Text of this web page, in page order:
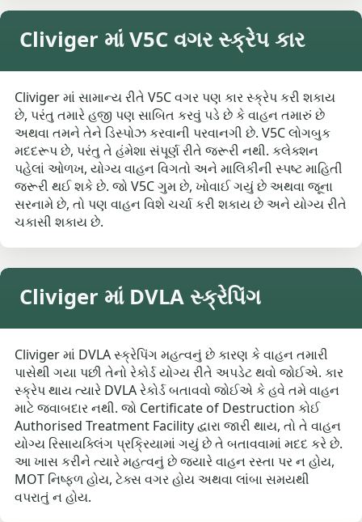
Cliviger માં V5C વગર સ્ક્રેપ કાર
Cliviger માં સામાન્ય રીતે V5C વગર પણ કાર સ્ક્રેપ કરી શકાય
છે, પરંતુ તમારે હજી પણ સાબિત કરવું પડે છે કે વાહન તમારું છે
અથવા તમને તેને ડિસ્પોઝ કરવાની પરવાનગી છે. V5C લોગબુક
મદદરૂપ છે, પરંતુ તે હંમેશા સંપૂર્ણ રીતે જરૂરી નથી. કલેક્શન
પહેલાં ઓળખ, યોગ્ય વાહન વિગતો અને માલિકીની સ્પષ્ટ માહિતી
જરૂરી થઈ શકે છે. જો V5C ગુમ છે, ખોવાઈ ગયું છે અથવા જૂના
સરનામે છે, તો પણ વાહન વિશે ચર્ચા કરી શકાય છે અને યોગ્ય રીતે
ચકાસી શકાય છે.
Cliviger માં DVLA સ્ક્રેપિંગ
Cliviger માં DVLA સ્ક્રેપિંગ મહત્વનું છે કારણ કે વાહન તમારી
પાસેથી ગયા પછી તેનો રેકોર્ડ યોગ્ય રીતે અપડેટ થવો જોઈએ. કાર
સ્ક્રેપ થાય ત્યારે DVLA રેકોર્ડ બતાવવો જોઈએ કે હવે તમે વાહન
માટે જવાબદાર નથી. જો Certificate of Destruction કોઈ
Authorised Treatment Facility દ્વારા જારી થાય, તો તે વાહન
યોગ્ય રિસાયક્લિંગ પ્રક્રિયામાં ગયું છે તે બતાવવામાં મદદ કરે છે.
આ ખાસ કરીને ત્યારે મહત્વનું છે જ્યારે વાહન રસ્તા પર ન હોય,
MOT નિષ્ફળ હોય, ટેક્સ વગર હોય અથવા લાંબા સમયથી
વપરાતું ન હોય.